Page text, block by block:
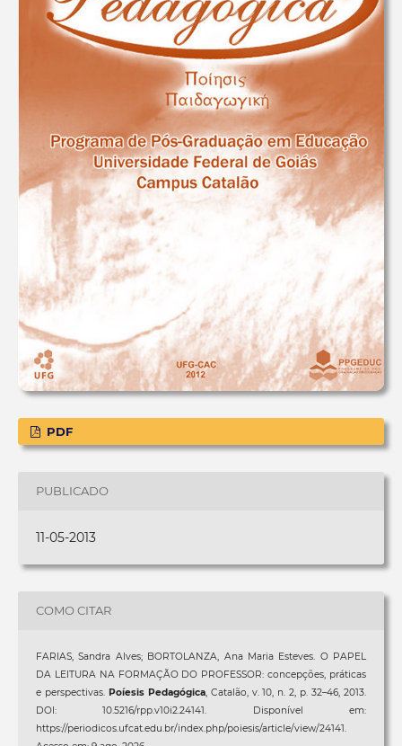
PDF
PUBLICADO
11-05-2013
COMO CITAR
FARIAS, Sandra Alves; BORTOLANZA, Ana Maria Esteves. O PAPEL
DA LEITURA NA FORMAÇÃO DO PROFESSOR: concepções, práticas
e perspectivas. Poíesis Pedagógica, Catalão, v. 10, n. 2, p. 32–46, 2013.
DOI: 10.5216/rpp.v10i2.24141. Disponível em:
https://periodicos.ufcat.edu.br/index.php/poiesis/article/view/24141.